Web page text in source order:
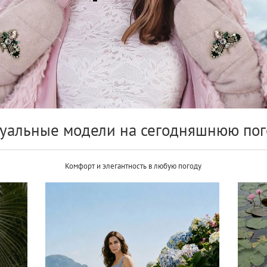
модели на сегодняшнюю
Комфорт и элегантность в любую погоду